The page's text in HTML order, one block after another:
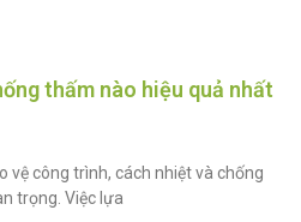
thấm nào hiệu quả nhất
vệ công trình, cách nhiệt và chống
trọng. Việc lựa